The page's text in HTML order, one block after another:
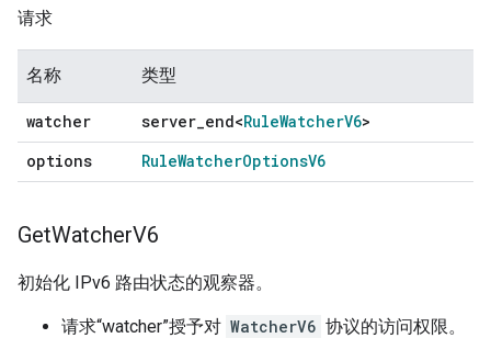
请求
名称 类型
watcher server end<RuleWatcherV6>
options
RuleWatcherOptionsV6
GetWatcherV6
初始化 IPv6 路由状态的观察器。
请求“watcher”授予对 WatcherV6 协议的访问权限。